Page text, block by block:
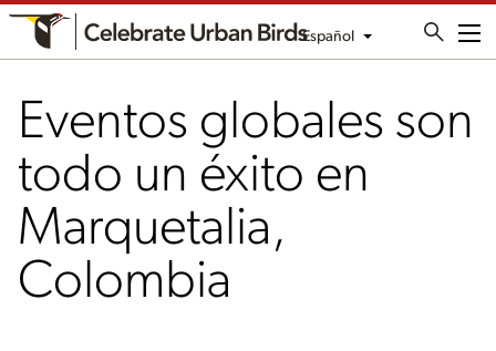
Español
Eventos globales son
todo un éxito en
Marquetalia,
Colombia